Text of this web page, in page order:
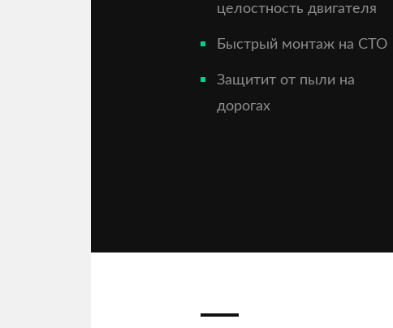
целостность двигателя
Быстрый монтаж на СТО
Защитит от пыли на
дорогах